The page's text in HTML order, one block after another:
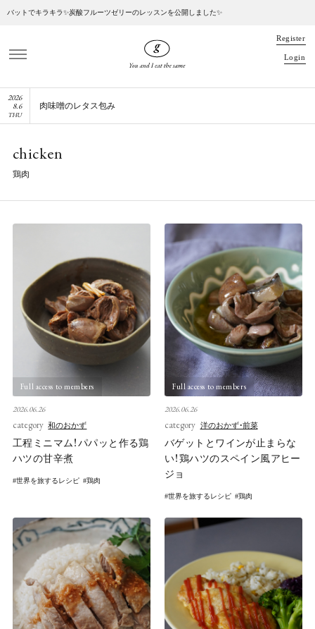
バットでキラキラ✨炭酸フルーツゼリーのレッスンを公開しました✨
Register
Login
2026
8. 6
THU
肉味噌のレタス包み
chicken
鶏肉
Full access to members
2026.06.26
category 和のおかず
工程ミニマム！パパッと作る鶏
ハツの甘辛煮
世界を旅するレシピ 鶏肉
Full access to members
2026.06.26
category 洋のおかず・前菜
バゲットとワインが止まらな
い！鶏ハツのスペイン風アヒー
ジョ
世界を旅するレシピ 鶏肉